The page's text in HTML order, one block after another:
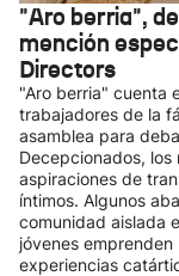
"Aro berria",
mención
Directors
"Aro berria" cuenta
trabajadores de la
asamblea para
Decepcionados,
aspiraciones de
íntimos. Algunos
comunidad aislada
jóvenes
experiencias